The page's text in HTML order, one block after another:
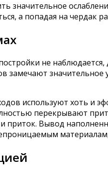
а попадая на чердак
не
значительное
используют хоть и
перекрывают
Вывод